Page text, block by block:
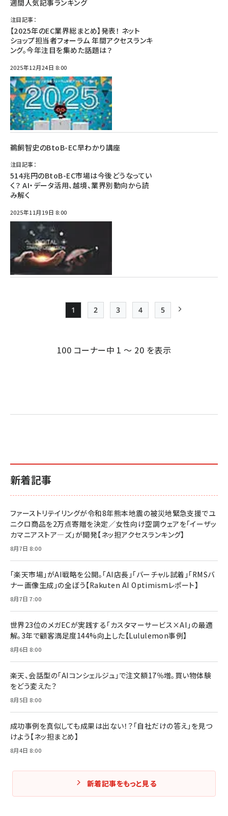
週間人気記事ランキング
注目記事：
【2025年のEC業界総まとめ】発表！ ネット
ショップ担当者フォーラム 年間アクセスランキ
ング。今年注目を集めた話題は？
2025年12月24日 8:00
鵜飼智史のBtoB-EC早わかり講座
注目記事：
514兆円のBtoB-EC市場は今後どうなってい
く？ AI・データ活用、越境、業界別動向から読
み解く
2025年11月19日 8:00
ジ
Page
1
Page
2
Page
3
Page
4
Page
5
100 コーナー中 1 ～ 20 を表示
新着記事
ファーストリテイリングが令和8年熊本地震の被災地緊急支援でユ
ニクロ商品を2万点寄贈を決定／女性向け空調ウェアを「イーザッ
カマニアストア―ズ」が開発【ネッ担アクセスランキング】
8月7日 8:00
「楽天市場」がAI戦略を公開。「AI店長」「バーチャル試着」「RMSバ
ナー画像生成」の全ぼう【Rakuten AI Optimismレポート】
8月7日 7:00
世界23位のメガECが実践する「カスタマーサービス×AI」の最適
解。3年で顧客満足度144%向上した【Lululemon事例】
8月6日 8:00
楽天、会話型の「AIコンシェルジュ」で注文額17％増。買い物体験
をどう変えた？
8月5日 8:00
成功事例を真似しても成果は出ない！？「自社だけの答え」を見つ
けよう【ネッ担まとめ】
8月4日 8:00
新着記事をもっと見る